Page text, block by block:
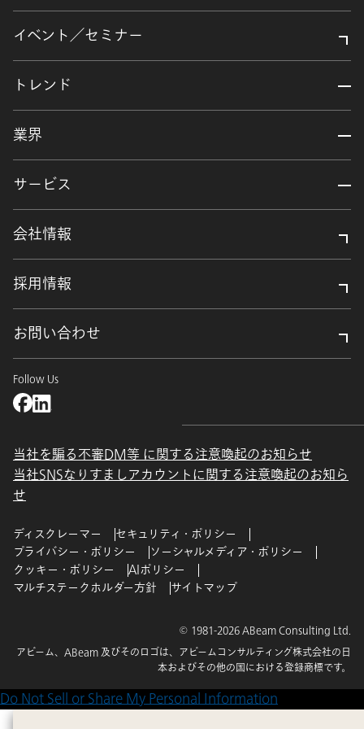
イベント／セミナー
トレンド
業界
サービス
会社情報
採用情報
お問い合わせ
Follow Us
当社を騙る不審DM等 に関する注意喚起のお知らせ
当社SNSなりすましアカウントに関する注意喚起のお知ら
せ
ディスクレーマー
セキュリティ・ポリシー
プライバシー・ポリシー
ソーシャルメディア・ポリシー
クッキー・ポリシー
AIポリシー
マルチステークホルダー方針
サイトマップ
© 1981-2026 ABeam Consulting Ltd.
アビーム、ABeam 及びそのロゴは、アビームコンサルティング株式会社の日
本およびその他の国における登録商標です。
Do Not Sell or Share My Personal Information